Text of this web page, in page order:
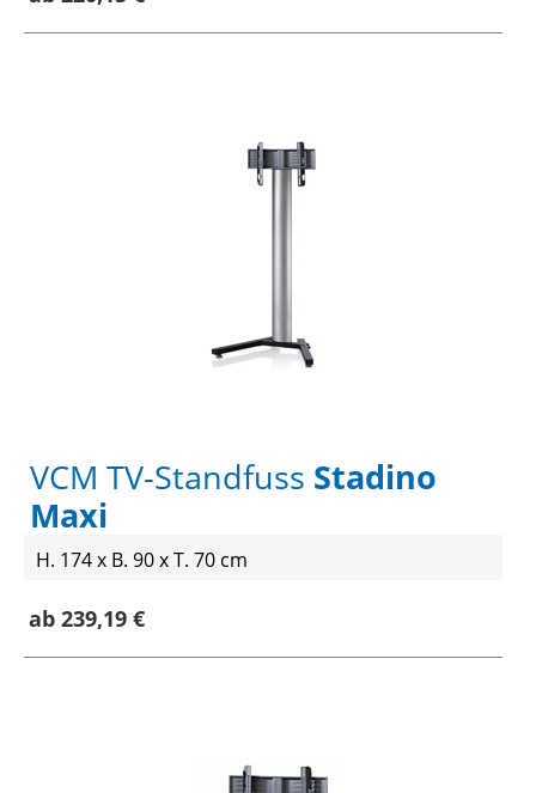
VCM TV-Standfuss Stadino
Maxi
H. 174 x B. 90 x T. 70 cm
ab 239,19 €